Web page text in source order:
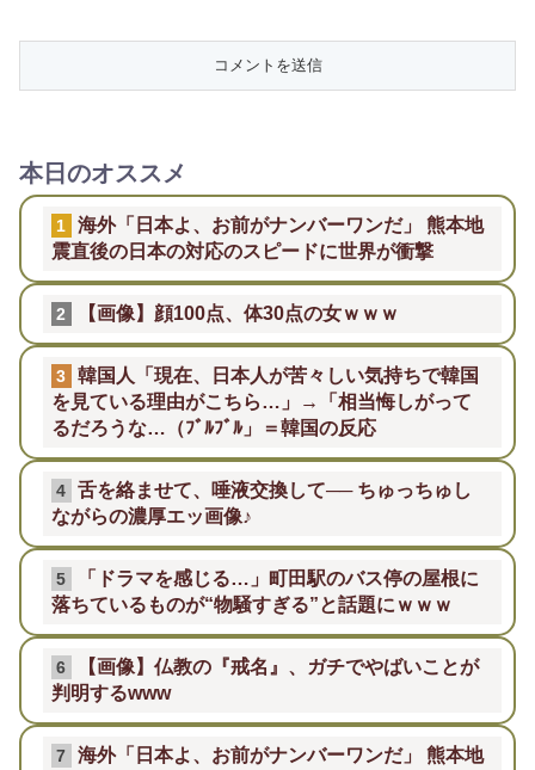
本日のオススメ
1
海外「日本よ、お前がナンバーワンだ」 熊本地
震直後の日本の対応のスピードに世界が衝撃
2 【画像】顔100点、体30点の女ｗｗｗ
3
韓国人「現在、日本人が苦々しい気持ちで韓国
を見ている理由がこちら…」→「相当悔しがって
るだろうな…（ﾌﾞﾙﾌﾞﾙ」＝韓国の反応
4
舌を絡ませて、唾液交換して── ちゅっちゅし
ながらの濃厚エッ画像♪
5
「ドラマを感じる…」町田駅のバス停の屋根に
落ちているものが“物騒すぎる”と話題にｗｗｗ
6
【画像】仏教の『戒名』、ガチでやばいことが
判明するwww
7
海外「日本よ、お前がナンバーワンだ」 熊本地